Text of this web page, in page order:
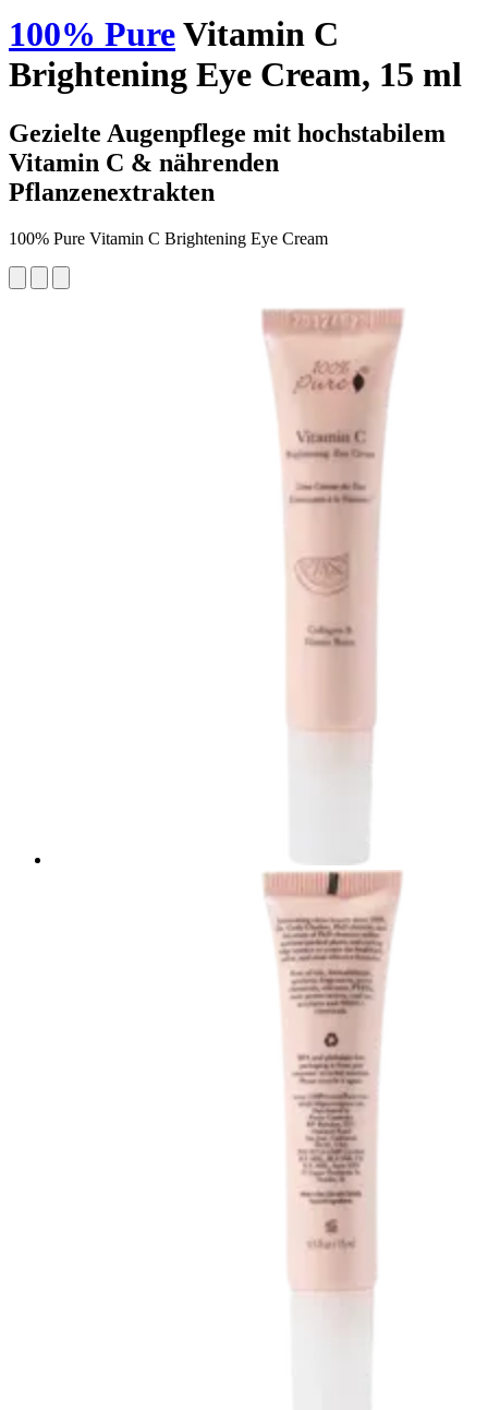
100% PureVitamin C
Brightening Eye Cream, 15 ml
Gezielte Augenpflege mit hochstabilem
Vitamin C & nährenden
Pflanzenextrakten
100% Pure Vitamin C Brightening Eye Cream